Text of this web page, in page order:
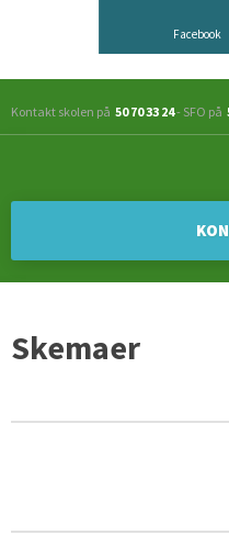
Kontakt skolen på 50 70 33 24- SFO på
Facebook
Skemaer​